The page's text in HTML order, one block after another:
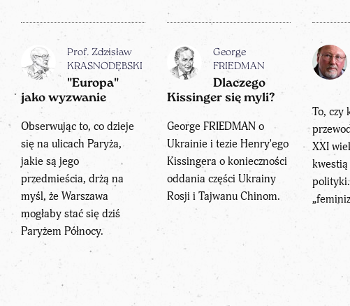
Prof. Zdzisław
KRASNODĘBSKI
"Europa"
jako wyzwanie
Obserwując to, co dzieje
się na ulicach Paryża,
jakie są jego
przedmieścia, drżą na
myśl, że Warszawa
mogłaby stać się dziś
Paryżem Północy.
George
FRIEDMAN
Dlaczego
Kissinger się myli?
George FRIEDMAN o
Ukrainie i tezie Henry'ego
Kissingera o konieczności
oddania części Ukrainy
Rosji i Tajwanu Chinom.
To, czy
XXI
kwestią